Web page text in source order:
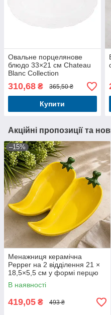
Овальне порцелянове
блюдо 33×21 см Chateau
Blanc Collection
310,68 ₴ 365,50 ₴
Купити
Акційні пропозиції та
–15%
Менажниця керамічна
Pepper на 2 відділення 21 ×
18,5×5,5 см у формі перцю
В наявності
419,05 ₴ 493 ₴